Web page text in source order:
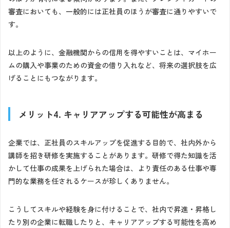
審査においても、一般的には正社員のほうが審査に通りやすいで
す。
以上のように、金融機関からの信用を得やすいことは、マイホー
ムの購入や事業のための資金の借り入れなど、将来の選択肢を広
げることにもつながります。
メリット4. キャリアアップする可能性が高まる
企業では、正社員のスキルアップを促進する目的で、社内外から
講師を招き研修を実施することがあります。研修で得た知識を活
かして仕事の成果を上げられた場合は、より責任のある仕事や専
門的な業務を任されるケースが珍しくありません。
こうしてスキルや経験を身に付けることで、社内で昇進・昇格し
たり別の企業に転職したりと、キャリアアップする可能性を高め